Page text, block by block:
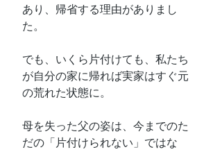
あり、帰省する理由がありまし
た。
でも、いくら片付けても、私たち
が自分の家に帰れば実家はすぐ元
の荒れた状態に。
母を失った父の姿は、今までのた
だの「片付けられない」ではな